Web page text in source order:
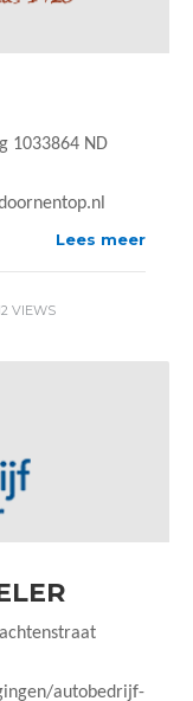
1033864 ND
Lees meer
VIEWS
autobedrijf-